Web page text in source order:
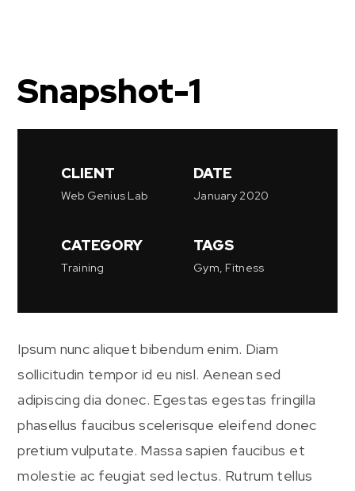
Snapshot-1
Ipsum nunc aliquet bibendum enim. Diam
sollicitudin tempor id eu nisl. Aenean sed
adipiscing dia donec. Egestas egestas fringilla
phasellus faucibus scelerisque eleifend donec
pretium vulputate. Massa sapien faucibus et
molestie ac feugiat sed lectus. Rutrum tellus
CLIENT
Web Genius Lab
DATE
January 2020
CATEGORY
Training
TAGS
Gym, Fitness